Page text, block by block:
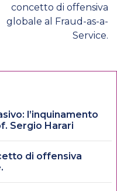
concetto di offensiva
globale al Fraud-as-a-
Service.
l’inquinamento
Sergio Harari
di offensiva